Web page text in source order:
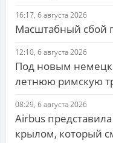
16:17, 6 августа 2026
Масштабный сбой
12:10, 6 августа 2026
Под новым
летнюю римскую
08:29, 6 августа 2026
Airbus
крылом, который